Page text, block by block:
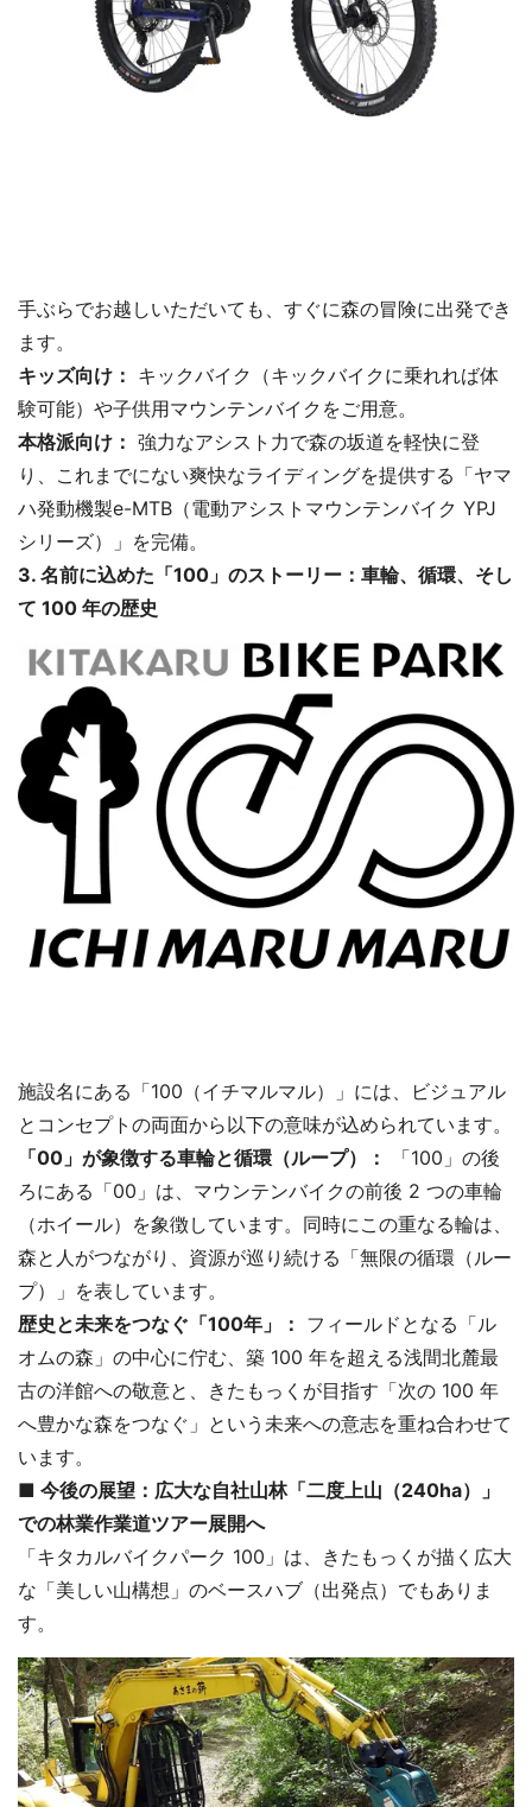
手ぶらでお越しいただいても、すぐに森の冒険に出発でき
ます。
キッズ向け： キックバイク（キックバイクに乗れれば体
験可能）や子供用マウンテンバイクをご用意。
本格派向け： 強力なアシスト力で森の坂道を軽快に登
り、これまでにない爽快なライディングを提供する「ヤマ
ハ発動機製e-MTB（電動アシストマウンテンバイク YPJ
シリーズ）」を完備。
3. 名前に込めた「100」のストーリー：車輪、循環、そし
て 100 年の歴史
施設名にある「100（イチマルマル）」には、ビジュアル
とコンセプトの両面から以下の意味が込められています。
「00」が象徴する車輪と循環（ループ）：
「100」の後
ろにある「00」は、マウンテンバイクの前後 2 つの車輪
（ホイール）を象徴しています。同時にこの重なる輪は、
森と人がつながり、資源が巡り続ける「無限の循環（ルー
プ）」を表しています。
歴史と未来をつなぐ「100年」： フィールドとなる「ル
オムの森」の中心に佇む、築 100 年を超える浅間北麓最
古の洋館への敬意と、きたもっくが目指す「次の 100 年
へ豊かな森をつなぐ」という未来への意志を重ね合わせて
います。
■ 今後の展望：広大な自社山林「二度上山（240ha）」
での林業作業道ツアー展開へ
「キタカルバイクパーク 100」は、きたもっくが描く広大
な「美しい山構想」のベースハブ（出発点）でもありま
す。